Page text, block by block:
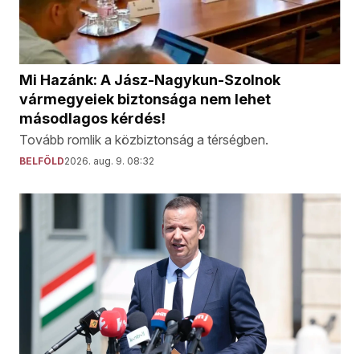
Mi Hazánk: A Jász-Nagykun-Szolnok
vármegyeiek biztonsága nem lehet
másodlagos kérdés!
Tovább romlik a közbiztonság a térségben.
BELFÖLD2026. aug. 9. 08:32